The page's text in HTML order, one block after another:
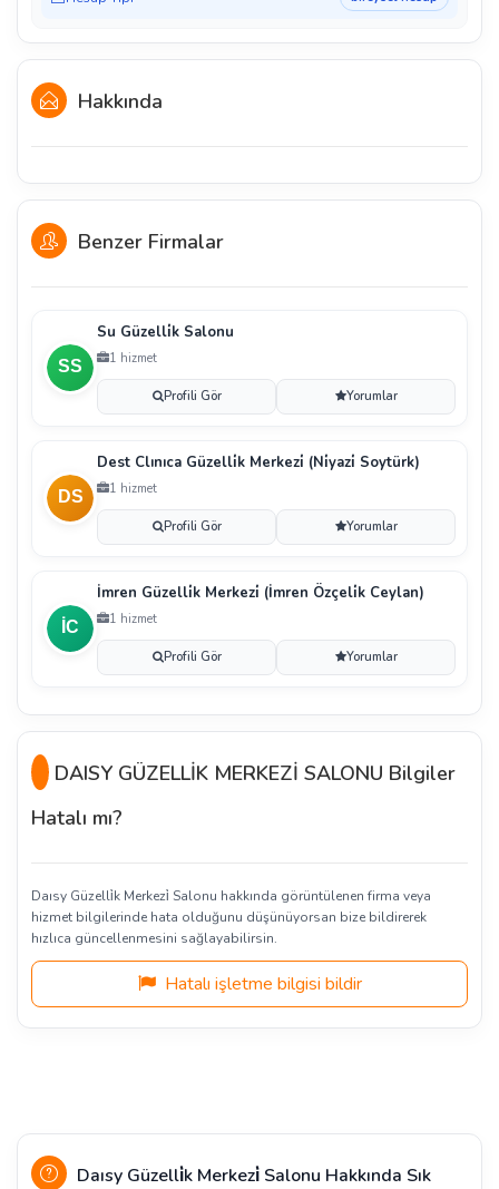
Hakkında
Benzer Firmalar
Su Güzelli̇k Salonu
1 hizmet
Profili Gör Yorumlar
Dest Clınıca Güzelli̇k Merkezi̇ (Ni̇yazi̇ Soytürk)
1 hizmet
Profili Gör Yorumlar
İmren Güzelli̇k Merkezi̇ (İmren Özçeli̇k Ceylan)
1 hizmet
Profili Gör Yorumlar
DAISY GÜZELLİK MERKEZİ SALONU Bilgiler
Hatalı mı?
Daısy Güzelli̇k Merkezi̇ Salonu hakkında görüntülenen firma veya
hizmet bilgilerinde hata olduğunu düşünüyorsan bize bildirerek
hızlıca güncellenmesini sağlayabilirsin.
Hatalı işletme bilgisi bildir
Daısy Güzelli̇k Merkezi̇ Salonu Hakkında Sık